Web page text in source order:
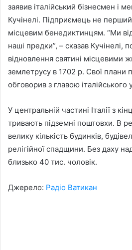
заявив італійський бізнесмен і
Кучінелі. Підприємець не
місцевим бенедиктинцям. “Ми
наші предки”, – сказав Кучінелі,
відновлення святині місцевими
землетрусу в 1702 р. Свої плани
обговорив з главою італійського
У центральній частині Італії з
тривають підземні поштовхи. В
велику кількість будинків,
релігійної спадщини. Без даху
близько 40 тис. чоловік.
Джерело: Радіо Ватикан